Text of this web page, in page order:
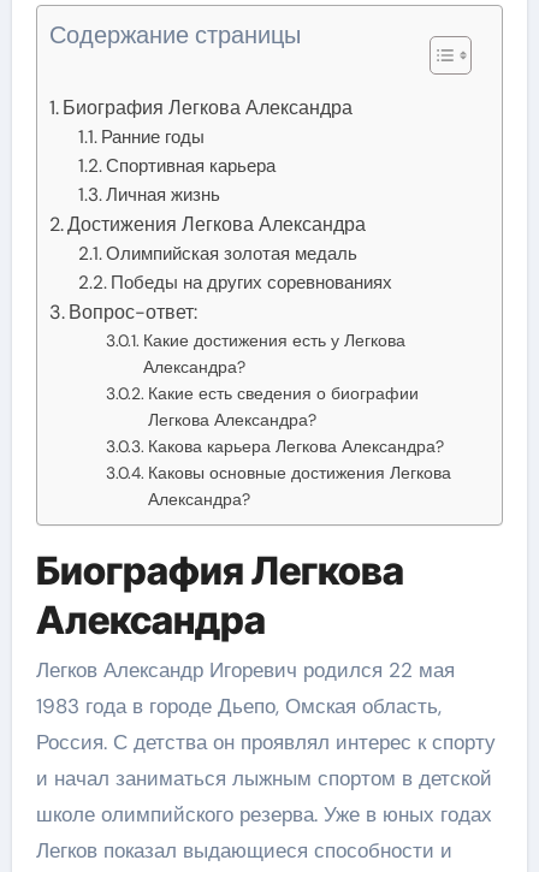
Содержание страницы
Биография Легкова Александра
Ранние годы
Спортивная карьера
Личная жизнь
Достижения Легкова Александра
Олимпийская золотая медаль
Победы на других соревнованиях
Вопрос-ответ:
Какие достижения есть у Легкова
Александра?
Какие есть сведения о биографии
Легкова Александра?
Какова карьера Легкова Александра?
Каковы основные достижения Легкова
Александра?
Биография Легкова
Александра
Легков Александр Игоревич родился 22 мая
1983 года в городе Дьепо, Омская область,
Россия. С детства он проявлял интерес к спорту
и начал заниматься лыжным спортом в детской
школе олимпийского резерва. Уже в юных годах
Легков показал выдающиеся способности и